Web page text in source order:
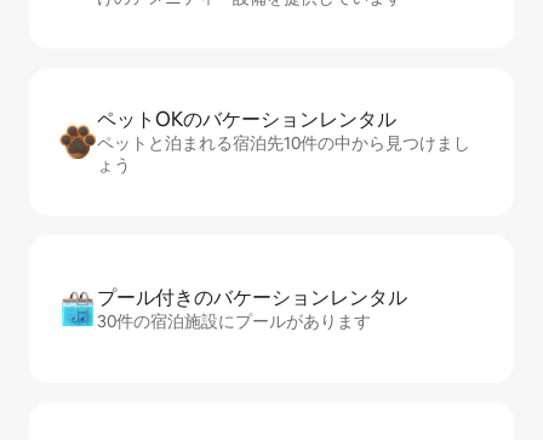
ペットOKのバ⁠ケ⁠ー⁠シ⁠ョ⁠ンレ⁠ン⁠タ⁠ル
ペットと泊まれる宿泊先10件の中から見つけまし
ょう
プール付きのバ⁠ケ⁠ー⁠シ⁠ョ⁠ンレ⁠ン⁠タ⁠ル
30件の宿泊施設にプールがあります